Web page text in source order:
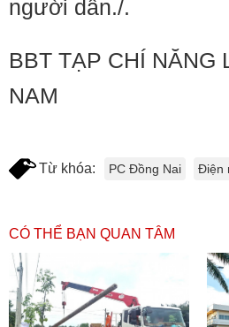
người dân./.
BBT TẠP CHÍ NĂNG
NAM
Từ khóa: PC Đồng Nai Điện
CÓ THỂ BẠN QUAN TÂM